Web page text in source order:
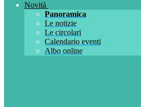
Novità
Panoramica
Le notizie
Le circolari
Calendario eventi
Albo online